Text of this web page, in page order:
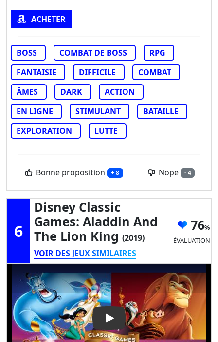
ACHETER
BOSS COMBAT DE BOSS
RPG
FANTAISIE
DIFFICILE
COMBAT
ÂMES
DARK
ACTION
EN LIGNE
STIMULANT
BATAILLE
EXPLORATION
LUTTE
Bonne proposition + 8 Nope - 4
6
Disney Classic
Games: Aladdin And
The Lion King (2019)
VOIR DES JEUX SIMILAIRES
76
ÉVALUATION
Play Video: Disney Classic